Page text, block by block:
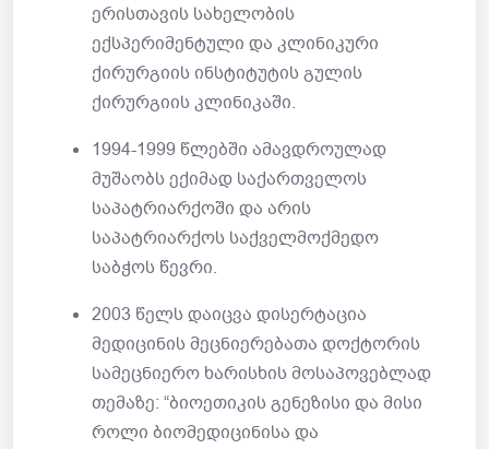
ერისთავის სახელობის
ექსპერიმენტული და კლინიკური
ქირურგიის ინსტიტუტის გულის
ქირურგიის კლინიკაში.
1994-1999 წლებში ამავდროულად
მუშაობს ექიმად საქართველოს
საპატრიარქოში და არის
საპატრიარქოს საქველმოქმედო
საბჭოს წევრი.
2003 წელს დაიცვა დისერტაცია
მედიცინის მეცნიერებათა დოქტორის
სამეცნიერო ხარისხის მოსაპოვებლად
თემაზე: “ბიოეთიკის გენეზისი და მისი
როლი ბიომედიცინისა და